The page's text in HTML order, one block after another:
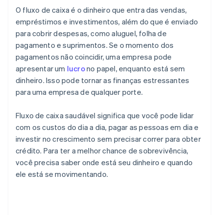
O fluxo de caixa é o dinheiro que entra das vendas,
empréstimos e investimentos, além do que é enviado
para cobrir despesas, como aluguel, folha de
pagamento e suprimentos. Se o momento dos
pagamentos não coincidir, uma empresa pode
apresentar um lucrono papel, enquanto está sem
dinheiro. Isso pode tornar as finanças estressantes
para uma empresa de qualquer porte.
Fluxo de caixa saudável significa que você pode lidar
com os custos do dia a dia, pagar as pessoas em dia e
investir no crescimento sem precisar correr para obter
crédito. Para ter a melhor chance de sobrevivência,
você precisa saber onde está seu dinheiro e quando
ele está se movimentando.